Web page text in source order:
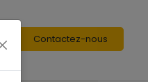
Contactez-nous